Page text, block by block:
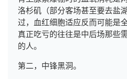
洛杉矶（部分客场甚至要去盐
过，血红细胞适应反而可能是
真正吃亏的往往是中后场那些
的人。
第二，中锋黑洞。